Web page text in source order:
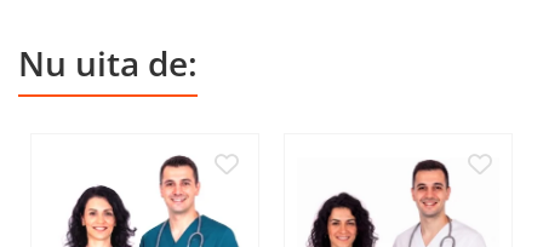
Nu uita de: